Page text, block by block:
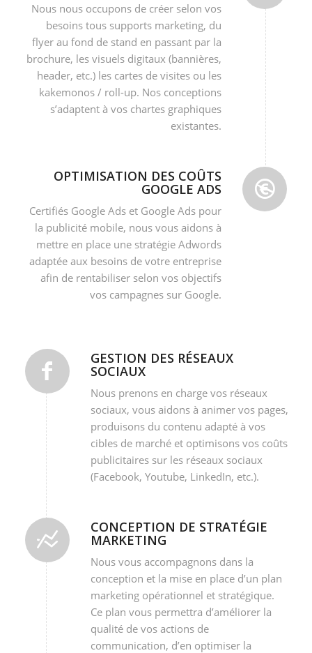
Nous nous occupons de créer selon vos
besoins tous supports marketing, du
flyer au fond de stand en passant par la
brochure, les visuels digitaux (bannières,
header, etc.) les cartes de visites ou les
kakemonos / roll-up. Nos conceptions
s’adaptent à vos chartes graphiques
existantes.
OPTIMISATION DES COÛTS
GOOGLE ADS
Certifiés Google Ads et Google Ads pour
la publicité mobile, nous vous aidons à
mettre en place une stratégie Adwords
adaptée aux besoins de votre entreprise
afin de rentabiliser selon vos objectifs
vos campagnes sur Google.
GESTION DES RÉSEAUX
SOCIAUX
Nous prenons en charge vos réseaux
sociaux, vous aidons à animer vos pages,
produisons du contenu adapté à vos
cibles de marché et optimisons vos coûts
publicitaires sur les réseaux sociaux
(Facebook, Youtube, LinkedIn, etc.).
CONCEPTION DE STRATÉGIE
MARKETING
Nous vous accompagnons dans la
conception et la mise en place d’un plan
marketing opérationnel et stratégique.
Ce plan vous permettra d’améliorer la
qualité de vos actions de
communication, d’en optimiser la